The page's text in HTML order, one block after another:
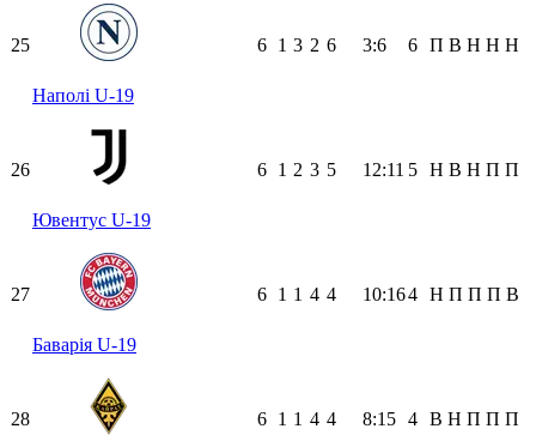
25
Наполі U-19
6 1 3 2 6 3:6 6 П В Н Н Н
26
Ювентус U-19
6 1 2 3 5 12:11 5 Н В Н П П
27
Баварія U-19
6 1 1 4 4 10:164 Н П П П В
28 6 1 1 4 4 8:15 4 В Н П П П